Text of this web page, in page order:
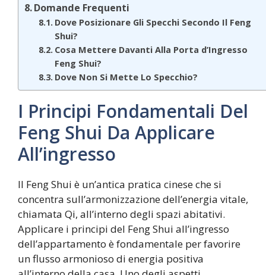
Domande Frequenti
Dove Posizionare Gli Specchi Secondo Il Feng
Shui?
Cosa Mettere Davanti Alla Porta d’Ingresso
Feng Shui?
Dove Non Si Mette Lo Specchio?
I Principi Fondamentali Del
Feng Shui Da Applicare
All’ingresso
Il Feng Shui è un’antica pratica cinese che si
concentra sull’armonizzazione dell’energia vitale,
chiamata Qi, all’interno degli spazi abitativi.
Applicare i principi del Feng Shui all’ingresso
dell’appartamento è fondamentale per favorire
un flusso armonioso di energia positiva